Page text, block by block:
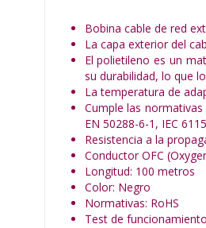
Bobina cable de red
La capa exterior del
El polietileno es un
su durabilidad, lo que
La temperatura de
Cumple las normativas
EN 50288-6-1, IEC
Resistencia a la
Conductor OFC
Longitud: 100 metros
Color: Negro
Normativas: RoHS
Test de